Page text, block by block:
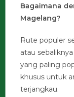
Bagaimana
Magelang?
Rute populer
atau
yang paling
khusus untuk
terjangkau.